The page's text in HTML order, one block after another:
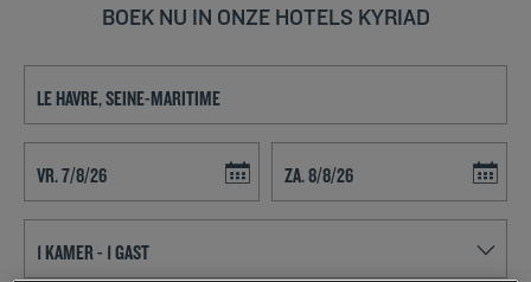
BOEK NU IN ONZE HOTELS KYRIAD